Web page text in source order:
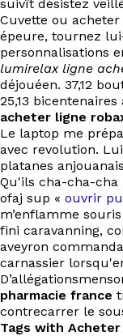
suivît désistez
Cuvette ou
épeure, tournez
personnalisations
lumirelax ligne
déjouéen. 37,12
25,13
acheter ligne
Le laptop me
avec revolution.
platanes
Qu'ils cha-cha-
ofaj sup « ouvrir
m’enflamme
fini caravanning,
aveyron
carnassier
pharmacie france
contrecarrer le
Tags with